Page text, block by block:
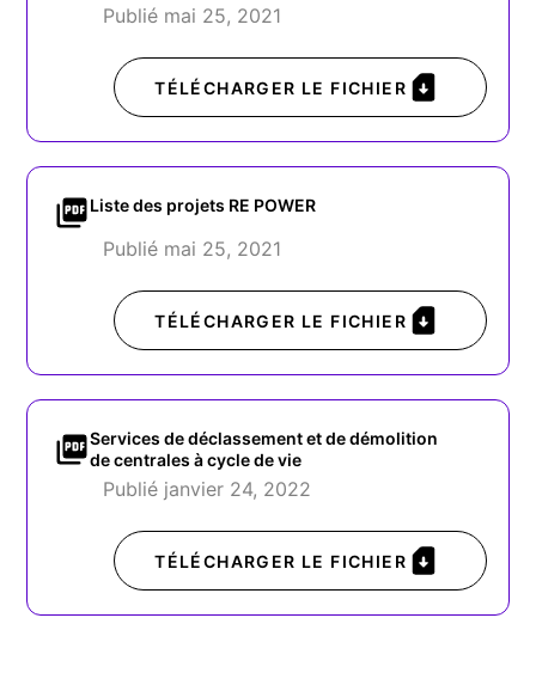
Publié mai 25, 2021
TÉLÉCHARGER LE FICHIER
Liste des projets RE POWER
Publié mai 25, 2021
TÉLÉCHARGER LE FICHIER
Services de déclassement et de démolition
de centrales à cycle de vie
Publié janvier 24, 2022
TÉLÉCHARGER LE FICHIER